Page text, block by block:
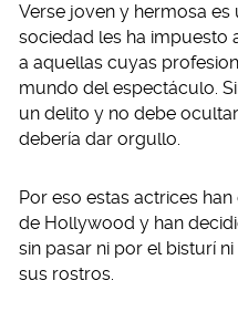
Verse joven y hermosa
sociedad les ha impuesto
a aquellas cuyas
mundo del espectáculo.
un delito y no debe
debería dar orgullo.
Por eso estas actrices
de Hollywood y han
sin pasar ni por el bisturí
sus rostros.